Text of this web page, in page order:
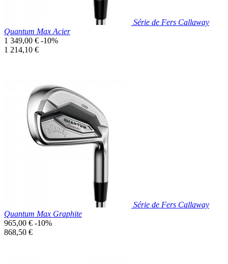
Série de Fers Callaway
Quantum Max Acier
Prix
de
1 349,00 € -10%
Prix
1 214,10 €
Prix réduit
Aperçu rapide
Série de Fers Callaway
Quantum Max Graphite
Prix
de
965,00 € -10%
Prix
868,50 €